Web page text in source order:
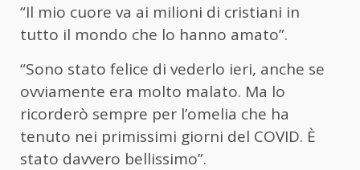
“Il mio cuore va ai milioni di cristiani in
tutto il mondo che lo hanno amato”.
“Sono stato felice di vederlo ieri, anche se
ovviamente era molto malato. Ma lo
ricorderò sempre per l’omelia che ha
tenuto nei primissimi giorni del COVID. È
stato davvero bellissimo”.